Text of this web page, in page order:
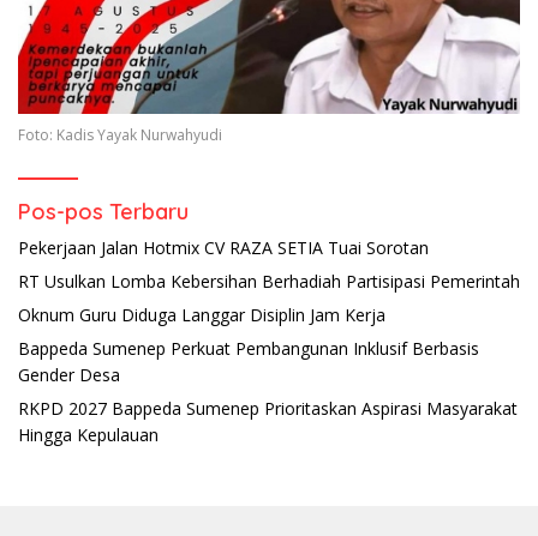
Foto: Kadis Yayak Nurwahyudi
Pos-pos Terbaru
Pekerjaan Jalan Hotmix CV RAZA SETIA Tuai Sorotan
RT Usulkan Lomba Kebersihan Berhadiah Partisipasi Pemerintah
Oknum Guru Diduga Langgar Disiplin Jam Kerja
Bappeda Sumenep Perkuat Pembangunan Inklusif Berbasis
Gender Desa
RKPD 2027 Bappeda Sumenep Prioritaskan Aspirasi Masyarakat
Hingga Kepulauan